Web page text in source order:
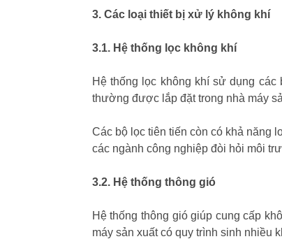
3. Các loại thiết bị xử lý không khí
3.1. Hệ thống lọc không khí
Hệ thống lọc không khí sử dụng
thường được lắp đặt trong nhà máy
Các bộ lọc tiên tiến còn có khả năng
các ngành công nghiệp đòi hỏi môi
3.2. Hệ thống thông gió
Hệ thống thông gió giúp cung cấp
máy sản xuất có quy trình sinh nhiều